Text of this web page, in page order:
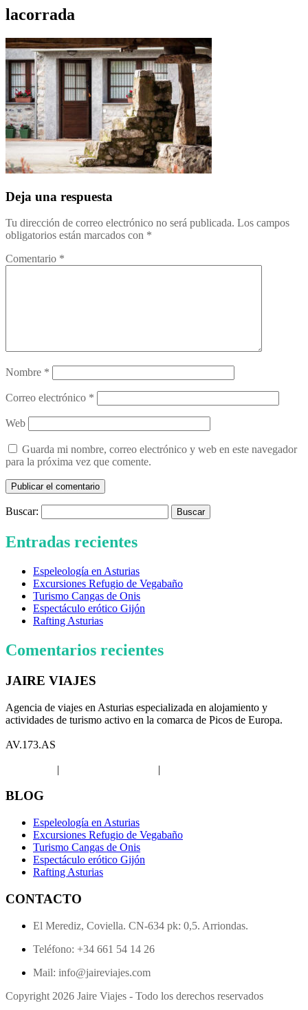
lacorrada
Deja una respuesta
Tu dirección de correo electrónico no será publicada. Los campos
obligatorios están marcados con *
Comentario *
Nombre *
Correo electrónico *
Web
Guarda mi nombre, correo electrónico y web en este navegador
para la próxima vez que comente.
Buscar:
Entradas recientes
Espeleología en Asturias
Excursiones Refugio de Vegabaño
Turismo Cangas de Onis
Espectáculo erótico Gijón
Rafting Asturias
Comentarios recientes
JAIRE VIAJES
Agencia de viajes en Asturias especializada en alojamiento y
actividades de turismo activo en la comarca de Picos de Europa.
AV.173.AS
| |
BLOG
Espeleología en Asturias
Excursiones Refugio de Vegabaño
Turismo Cangas de Onis
Espectáculo erótico Gijón
Rafting Asturias
CONTACTO
El Merediz, Coviella. CN-634 pk: 0,5. Arriondas.
Teléfono: +34 661 54 14 26
Mail: info@jaireviajes.com
Copyright 2026 Jaire Viajes - Todo los derechos reservados